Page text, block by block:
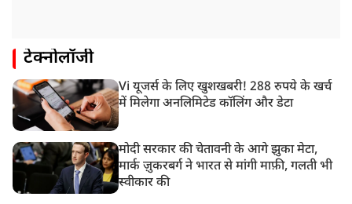
टेक्नोलॉजी
Vi यूजर्स के लिए खुशखबरी! 288 रुपये के खर्च
में मिलेगा अनलिमिटेड कॉलिंग और डेटा
मोदी सरकार की चेतावनी के आगे झुका मेटा,
मार्क ज़ुकरबर्ग ने भारत से मांगी माफ़ी, गलती भी
स्वीकार की